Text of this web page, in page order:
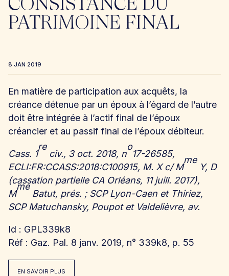
CONSISTANCE DU
PATRIMOINE FINAL
8 JAN 2019
En matière de participation aux acquêts, la
créance détenue par un époux à l’égard de l’autre
doit être intégrée à l’actif final de l’époux
créancier et au passif final de l’époux débiteur.
Cass. 1
re
civ., 3 oct. 2018, n
o
17-26585,
ECLI:FR:CCASS:2018:C100915, M. X c/ M
me
Y, D
(cassation partielle CA Orléans, 11 juill. 2017),
M
me
Batut, prés. ; SCP Lyon-Caen et Thiriez,
SCP Matuchansky, Poupot et Valdelièvre, av.
Id : GPL339k8
Réf : Gaz. Pal. 8 janv. 2019, n° 339k8, p. 55
EN SAVOIR PLUS